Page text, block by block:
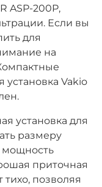
ASP-200P,
Если вы
для
на
Vakio
установка для
размеру
мощность
приточная
тихо, позволяя